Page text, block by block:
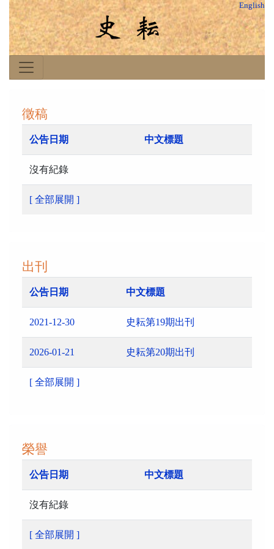
English
徵稿
公告日期 中文標題
沒有紀錄
[ 全部展開 ]
出刊
公告日期 中文標題
2021-12-30 史耘第19期出刊
2026-01-21 史耘第20期出刊
[ 全部展開 ]
榮譽
公告日期 中文標題
沒有紀錄
[ 全部展開 ]